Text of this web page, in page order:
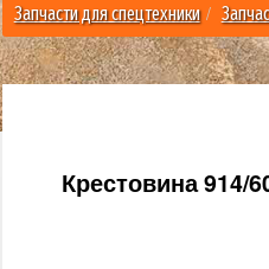
Запчасти для спецтехники
Крестовина 914/